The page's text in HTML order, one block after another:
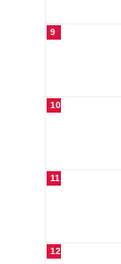
9
10
11
12